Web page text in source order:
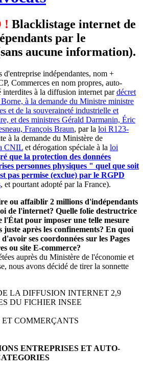
! Blacklistage internet de
par le
aucune information).
indépendantes, nom +
Commerces en nom propres, auto-
interdites à la diffusion internet pardécret
à la demande du Ministre ministre
et de la souveraineté industrielle et
et des ministres Gérald Darmanin, Éric
François Braun, par la loi R123-
à la demande du Ministère de
CNIL et dérogation spéciale à la loi
que la protection des données
personnes physiques " quel que soit
pas permise (exclue) par le RGPD
, et pourtant adopté par la France).
ou affaiblir 2 millions d'indépendants
de l'internet? Quelle folie destructrice
l'État pour imposer une telle mesure
juste après les confinements? En quoi
ses coordonnées sur les Pages
ou site E-commerce?
auprès du Ministère de l'économie et
nous avons décidé de tirer la sonnette
LA DIFFUSION INTERNET 2,9
DU FICHIER INSEE
ET COMMERÇANTS
ENTREPRISES ET AUTO-